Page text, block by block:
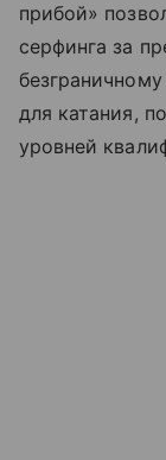
прибой»
серфинга за
для катания,
уровней